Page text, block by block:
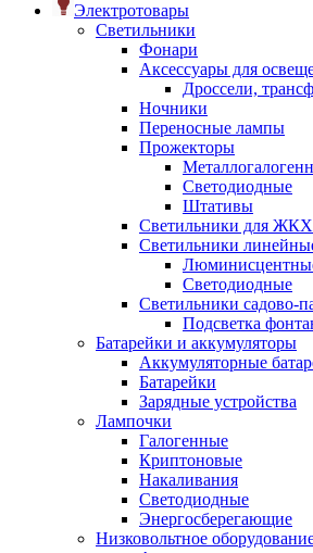
Электротовары
Светильники
Фонари
Аксессуары для
Дроссели,
Ночники
Переносные лампы
Прожекторы
Светодиодные
Штативы
Светильники для
Светильники
Светодиодные
Светильники садово-
Подсветка
Батарейки и аккумуляторы
Аккумуляторные
Батарейки
Зарядные устройства
Лампочки
Галогенные
Криптоновые
Накаливания
Светодиодные
Энергосберегающие
Низковольтное